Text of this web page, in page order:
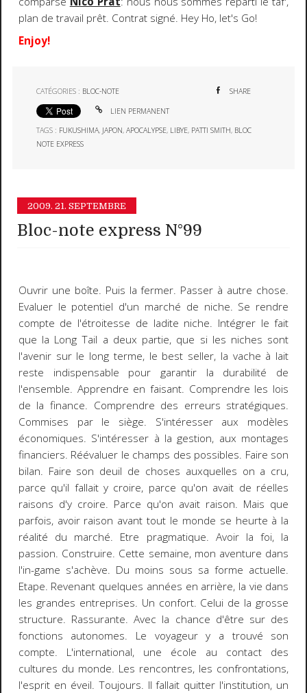
plan de travail prêt. Contrat signé. Hey Ho, let's Go!
Enjoy!
CATÉGORIES : BLOC-NOTE SHARE
LIEN PERMANENT
TAGS : FUKUSHIMA, JAPON,APOCALYPSE, LIBYE, PATTI SMITH, BLOC
NOTE EXPRESS
2009. 21. SEPTEMBRE
Bloc-note express N°99
Ouvrir une boîte. Puis la fermer. Passer à autre chose.
Evaluer le potentiel d'un marché de niche. Se rendre
compte de l'étroitesse de ladite niche. Intégrer le fait
que la Long Tail a deux partie, que si les niches sont
l'avenir sur le long terme, le best seller, la vache à lait
reste indispensable pour garantir la durabilité de
l'ensemble. Apprendre en faisant. Comprendre les lois
de la finance. Comprendre des erreurs stratégiques.
Commises par le siège. S'intéresser aux modèles
économiques. S'intéresser à la gestion, aux montages
financiers. Réévaluer le champs des possibles. Faire son
bilan. Faire son deuil de choses auxquelles on a cru,
parce qu'il fallait y croire, parce qu'on avait de réelles
raisons d'y croire. Parce qu'on avait raison. Mais que
parfois, avoir raison avant tout le monde se heurte à la
réalité du marché. Etre pragmatique. Avoir la foi, la
passion. Construire. Cette semaine, mon aventure dans
l'in-game s'achève. Du moins sous sa forme actuelle.
Etape. Revenant quelques années en arrière, la vie dans
les grandes entreprises. Un confort. Celui de la grosse
structure. Rassurante. Avec la chance d'être sur des
fonctions autonomes. Le voyageur y a trouvé son
compte. L'international, une école au contact des
cultures du monde. Les rencontres, les confrontations,
l'esprit en éveil. Toujours. Il fallait quitter l'institution, un